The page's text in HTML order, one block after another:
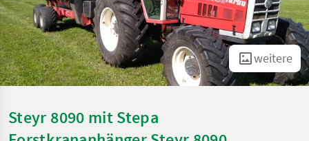
weitere
Steyr 8090 mit Stepa